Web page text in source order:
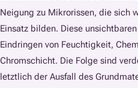
Neigung zu Mikrorissen, die sich
Einsatz bilden. Diese
Eindringen von Feuchtigkeit,
Chromschicht. Die Folge sind
letztlich der Ausfall des